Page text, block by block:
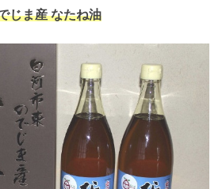
じま産 なたね油